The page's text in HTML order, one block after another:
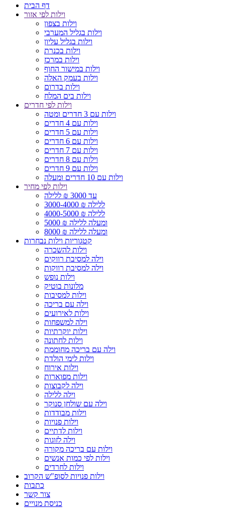
דף הבית
וילות לפי אזור
וילות בצפון
וילות בגליל המערבי
וילות בגליל עליון
וילות בכנרת
וילות במרכז
וילות במישור החוף
וילות בעמק האלה
וילות בדרום
וילות בים המלח
וילות לפי חדרים
וילות עם 3 חדרים ומטה
וילות עם 4 חדרים
וילות עם 5 חדרים
וילות עם 6 חדרים
וילות עם 7 חדרים
וילות עם 8 חדרים
וילות עם 9 חדרים
וילות עם 10 חדרים ומעלה
וילות לפי מחיר
עד 3000 ₪ ללילה
3000-4000 ₪ ללילה
4000-5000 ₪ ללילה
5000 ₪ ומעלה ללילה
8000 ₪ ומעלה ללילה
קטגוריות וילות נבחרות
וילות להשכרה
וילה למסיבת רווקים
וילה למסיבת רווקות
וילות נופש
מלונות בוטיק
וילות למסיבות
וילה עם בריכה
וילות לאירועים
וילה למשפחות
וילות יוקרתיות
וילות לחתונה
וילה עם בריכה מחוממת
וילות לימי הולדת
וילות אירוח
וילות מפוארות
וילה לקבוצות
וילה ללילה
וילה עם שולחן סנוקר
וילות מבודדות
וילות פנויות
וילות לדתיים
וילה לזוגות
וילות עם בריכה מקורה
וילות לפי כמות אנשים
וילות לחרדים
וילות פנויות לסופ"ש הקרוב
כתבות
צור קשר
כניסת מנויים